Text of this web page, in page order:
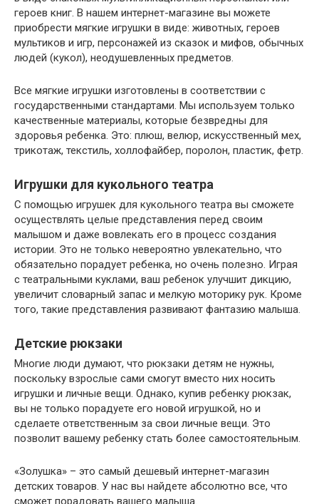
героев книг. В нашем интернет-магазине вы можете
приобрести мягкие игрушки в виде: животных, героев
мультиков и игр, персонажей из сказок и мифов, обычных
людей (кукол), неодушевленных предметов.
Все мягкие игрушки изготовлены в соответствии с
государственными стандартами. Мы используем только
качественные материалы, которые безвредны для
здоровья ребенка. Это: плюш, велюр, искусственный мех,
трикотаж, текстиль, холлофайбер, поролон, пластик, фетр.
​Игрушки для кукольного театра
С помощью игрушек для кукольного театра вы сможете
осуществлять целые представления перед своим
малышом и даже вовлекать его в процесс создания
истории. Это не только невероятно увлекательно, что
обязательно порадует ребенка, но очень полезно. Играя
с театральными куклами, ваш ребенок улучшит дикцию,
увеличит словарный запас и мелкую моторику рук. Кроме
того, такие представления развивают фантазию малыша.
Детские рюкзаки
Многие люди думают, что рюкзаки детям не нужны,
поскольку взрослые сами смогут вместо них носить
игрушки и личные вещи. Однако, купив ребенку рюкзак,
вы не только порадуете его новой игрушкой, но и
сделаете ответственным за свои личные вещи. Это
позволит вашему ребенку стать более самостоятельным.
«Золушка» – это самый дешевый интернет-магазин
детских товаров. У нас вы найдете абсолютно все, что
сможет порадовать вашего малыша.